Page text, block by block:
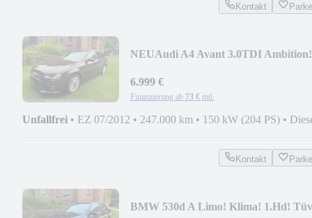
Kontakt
NEUAudi A4 Avant 3.0TDI Ambition!
6.999 €
Finanzierung ab 73 € mtl.
Unfallfrei • EZ 07/2012 • 247.000 km • 150 kW (204 PS) •
Kontakt
BMW 530d A Limo! Klima! 1.Hd! Tüv